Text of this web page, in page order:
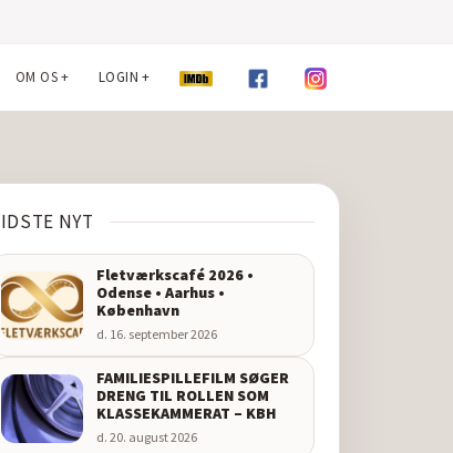
OM OS+ LOGIN +
NYT
Fletværkscafé 2026 •
Odense • Aarhus •
København
d. 16. september 2026
FAMILIESPILLEFILM SØGER
DRENG TIL ROLLEN SOM
KLASSEKAMMERAT – KBH
d. 20. august 2026